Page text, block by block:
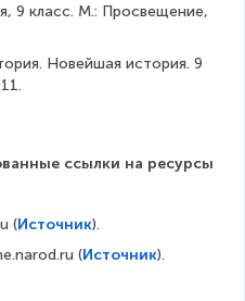
9 класс. М.: Просвещение,
Новейшая история. 9
ссылки на ресурсы
(Источник).
(Источник).